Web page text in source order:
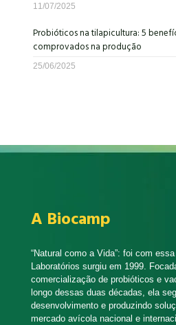
11/07/2025
Probióticos na tilapicultura: 5
comprovados na produção
25/06/2025
A Biocamp
“Natural como a Vida”: foi com
Laboratórios surgiu em 1999.
comercialização de probióticos e
longo dessas duas décadas, ela
desenvolvimento e produzindo
mercado avícola nacional e